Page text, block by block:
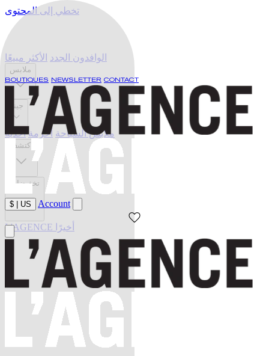
تخطي إلى المحتوى
BOUTIQUES NEWSLETTER CONTACT
US
$ Account
الوافدون الجدد الأكثر مبيعًا
ملابس
جينز
ملابس السباحة أحزمة أحذية
اكتشف
تخفيضات
L'AGENCE أخيرًا